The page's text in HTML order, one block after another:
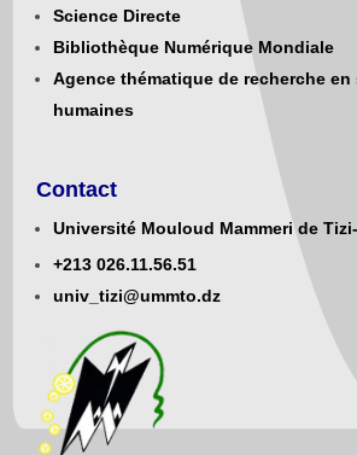
Science Directe
Bibliothèque Numérique Mondiale
Agence thématique de recherche
humaines
Contact
Université Mouloud Mammeri de
+213 026.11.56.51
univ_tizi@ummto.dz